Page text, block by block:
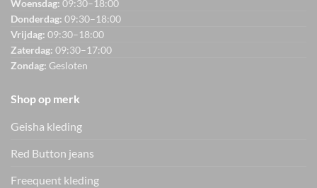
Woensdag: 09:30–18:00
Donderdag: 09:30–18:00
Vrijdag: 09:30–18:00
Zaterdag: 09:30–17:00
Zondag: Gesloten
Shop op merk
Geisha kleding
Red Button jeans
Freequent kleding